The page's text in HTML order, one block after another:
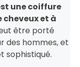
une coiffure
cheveux et à
être porté
des hommes, et
sophistiqué.